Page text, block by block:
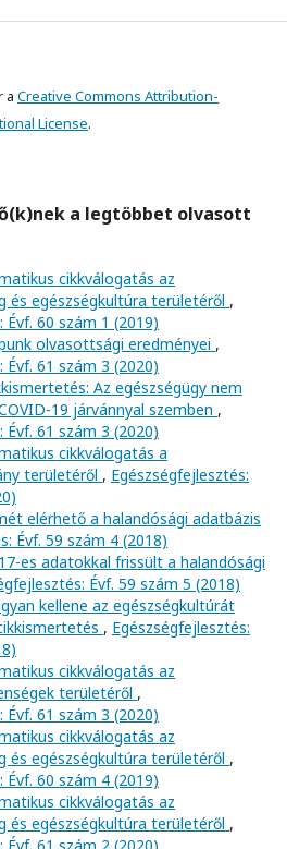
a Creative Commons Attribution-
License.
a legtöbbet olvasott
cikkválogatás az
és egészségkultúra területéről ,
Évf. 60 szám 1 (2019)
olvasottsági eredményei ,
Évf. 61 szám 3 (2020)
Az egészségügy nem
19 járvánnyal szemben ,
Évf. 61 szám 3 (2020)
cikkválogatás a
területéről , Egészségfejlesztés:
elérhető a halandósági adatbázis
Évf. 59 szám 4 (2018)
es adatokkal frissült a halandósági
Évf. 59 szám 5 (2018)
kellene az egészségkultúrát
, Egészségfejlesztés:
cikkválogatás az
területéről ,
Évf. 61 szám 3 (2020)
cikkválogatás az
és egészségkultúra területéről ,
Évf. 60 szám 4 (2019)
cikkválogatás az
és egészségkultúra területéről ,